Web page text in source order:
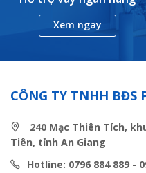
Xem ngay
CÔNG TY TNHH BĐS
240 Mạc Thiên Tích,
Tiên, tỉnh An Giang
Hotline: 0796 884 889 -